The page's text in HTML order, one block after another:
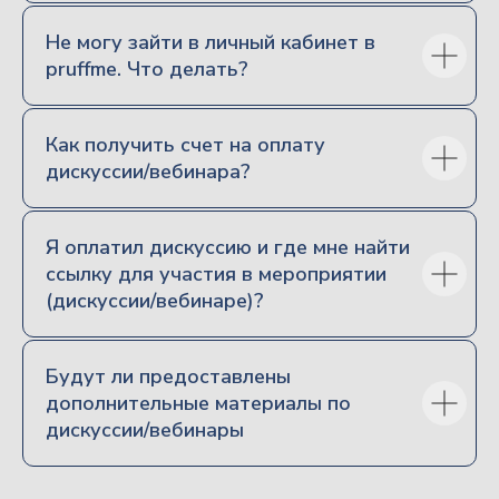
Не могу зайти в личный кабинет в
pruffme. Что делать?
Как получить счет на оплату
дискуссии/вебинара?
Я оплатил дискуссию и где мне найти
ссылку для участия в мероприятии
(дискуссии/вебинаре)?
Будут ли предоставлены
дополнительные материалы по
дискуссии/вебинары
Основное
Авторский цикл
Вяткиным
Все дискуссии и вебинары
Видеоматериалы форума «Наследники»
Бизнес Форум Наследники
Спикеры
Новости
Контакты
Гражданское право
Процессуальное право
Налоговое право